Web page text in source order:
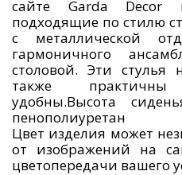
сайте Garda Decor
подходящие по стилю
с металлической
гармоничного
столовой. Эти стулья
также
удобны.Высота
пенополиуретан
Цвет изделия может
от изображений на
цветопередачи вашего